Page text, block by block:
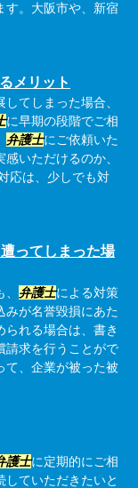
す。大阪市や、新宿
メリット
てしまった場合、
に早期の段階でご相
弁護士にご依頼いた
いただけるのか、
応は、少しでも対
ってしまった場
弁護士による対策
みが名誉毀損にあた
れる場合は、書き
請求を行うことがで
て、企業が被った被
護士に定期的にご相
ていただきたいと